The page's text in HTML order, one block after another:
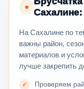
●
Сахалине:
На Сахалине по
важны район,
материалов и
лучше закрепить
Проверяем